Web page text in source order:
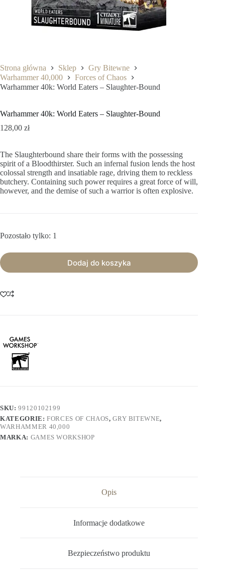
Strona główna Sklep
Gry Bitewne
Warhammer 40,000
Forces of Chaos
Warhammer 40k: World Eaters – Slaughter-Bound
Warhammer 40k: World Eaters – Slaughter-Bound
128,00 zł
The Slaughterbound share their forms with the possessing
spirit of a Bloodthirster. Such an infernal fusion lends the host
colossal strength and insatiable rage, driving them to reckless
butchery. Containing such power requires a great force of will,
however, and the demise of such a warrior is often explosive.
Pozostało tylko: 1
Dodaj do koszyka
SKU:99120102199
KATEGORIE:FORCES OF CHAOS,GRY BITEWNE,
WARHAMMER 40,000
MARKA: GAMES WORKSHOP
Opis
Informacje dodatkowe
Bezpieczeństwo produktu